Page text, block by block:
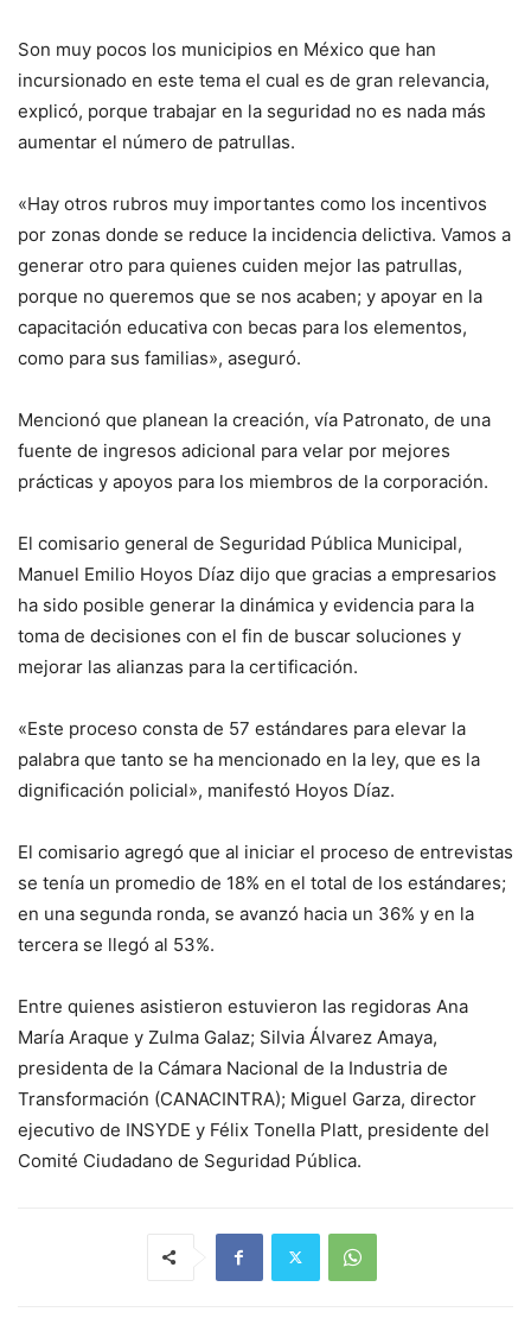
Son muy pocos los municipios en México que han
incursionado en este tema el cual es de gran relevancia,
explicó, porque trabajar en la seguridad no es nada más
aumentar el número de patrullas.
«Hay otros rubros muy importantes como los incentivos
por zonas donde se reduce la incidencia delictiva. Vamos a
generar otro para quienes cuiden mejor las patrullas,
porque no queremos que se nos acaben; y apoyar en la
capacitación educativa con becas para los elementos,
como para sus familias», aseguró.
Mencionó que planean la creación, vía Patronato, de una
fuente de ingresos adicional para velar por mejores
prácticas y apoyos para los miembros de la corporación.
El comisario general de Seguridad Pública Municipal,
Manuel Emilio Hoyos Díaz dijo que gracias a empresarios
ha sido posible generar la dinámica y evidencia para la
toma de decisiones con el fin de buscar soluciones y
mejorar las alianzas para la certificación.
«Este proceso consta de 57 estándares para elevar la
palabra que tanto se ha mencionado en la ley, que es la
dignificación policial», manifestó Hoyos Díaz.
El comisario agregó que al iniciar el proceso de entrevistas
se tenía un promedio de 18% en el total de los estándares;
en una segunda ronda, se avanzó hacia un 36% y en la
tercera se llegó al 53%.
Entre quienes asistieron estuvieron las regidoras Ana
María Araque y Zulma Galaz; Silvia Álvarez Amaya,
presidenta de la Cámara Nacional de la Industria de
Transformación (CANACINTRA); Miguel Garza, director
ejecutivo de INSYDE y Félix Tonella Platt, presidente del
Comité Ciudadano de Seguridad Pública.